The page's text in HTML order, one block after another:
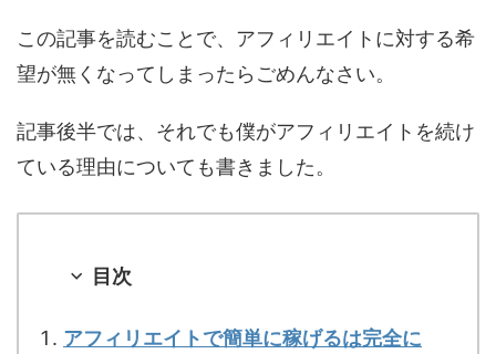
この記事を読むことで、アフィリエイトに対する希
望が無くなってしまったらごめんなさい。
記事後半では、それでも僕がアフィリエイトを続け
ている理由についても書きました。
目次
アフィリエイトで簡単に稼げるは完全に